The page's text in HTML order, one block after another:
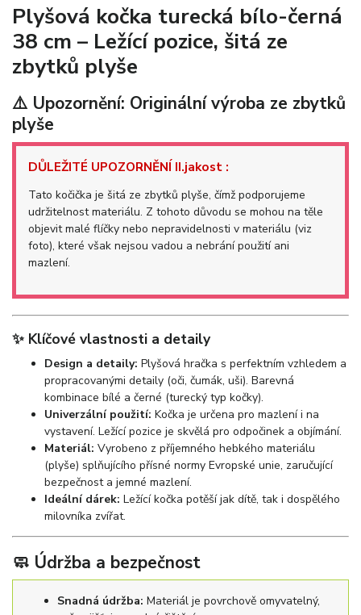
Plyšová kočka turecká bílo-černá
38 cm – Ležící pozice, šitá ze
zbytků plyše
⚠️ Upozornění: Originální výroba ze zbytků
plyše
DŮLEŽITÉ UPOZORNĚNÍ II.jakost :
Tato kočička je šitá ze zbytků plyše, čímž podporujeme
udržitelnost materiálu. Z tohoto důvodu se mohou na těle
objevit malé flíčky nebo nepravidelnosti v materiálu (viz
foto), které však nejsou vadou a nebrání použití ani
mazlení.
✨ Klíčové vlastnosti a detaily
Design a detaily: Plyšová hračka s perfektním vzhledem a
propracovanými detaily (oči, čumák, uši). Barevná
kombinace bílé a černé (turecký typ kočky).
Univerzální použití: Kočka je určena pro mazlení i na
vystavení. Ležící pozice je skvělá pro odpočinek a objímání.
Materiál: Vyrobeno z příjemného hebkého materiálu
(plyše) splňujícího přísné normy Evropské unie, zaručující
bezpečnost a jemné mazlení.
Ideální dárek: Ležící kočka potěší jak dítě, tak i dospělého
milovníka zvířat.
🧼 Údržba a bezpečnost
Snadná údržba: Materiál je povrchově omyvatelný,